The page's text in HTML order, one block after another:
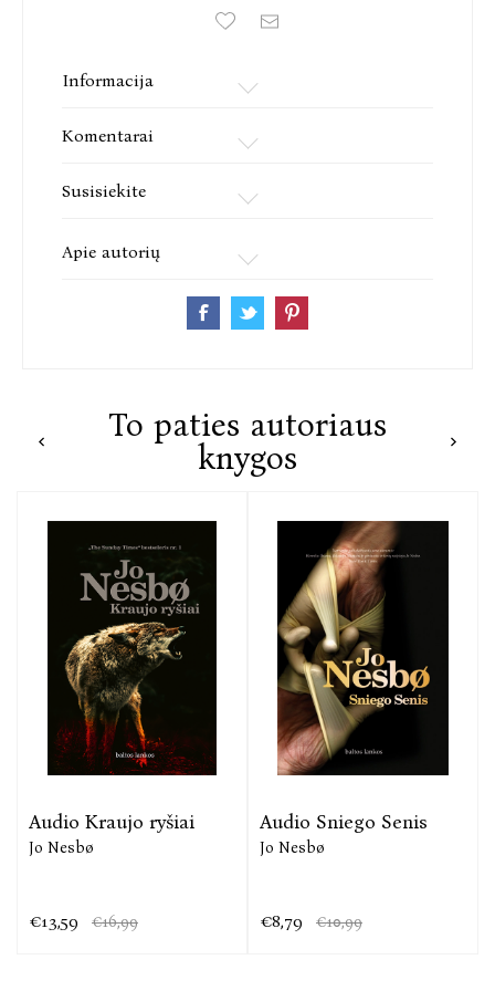
trumpąjį prestižinių apdovanojimų „Crime Writers’
daugiau nei 30 pasaulio šalių.
Informacija
Komentarai
Susisiekite
Apie autorių
To paties autoriaus
knygos
Audio Kraujo ryšiai
Jo Nesbø
€13,59 €16,99
Audio Sniego Senis
Jo Nesbø
€8,79 €10,99